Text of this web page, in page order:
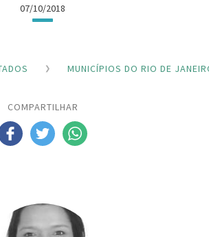
07/10/2018
MUNICÍPIOS DO RIO DE
COMPARTILHAR